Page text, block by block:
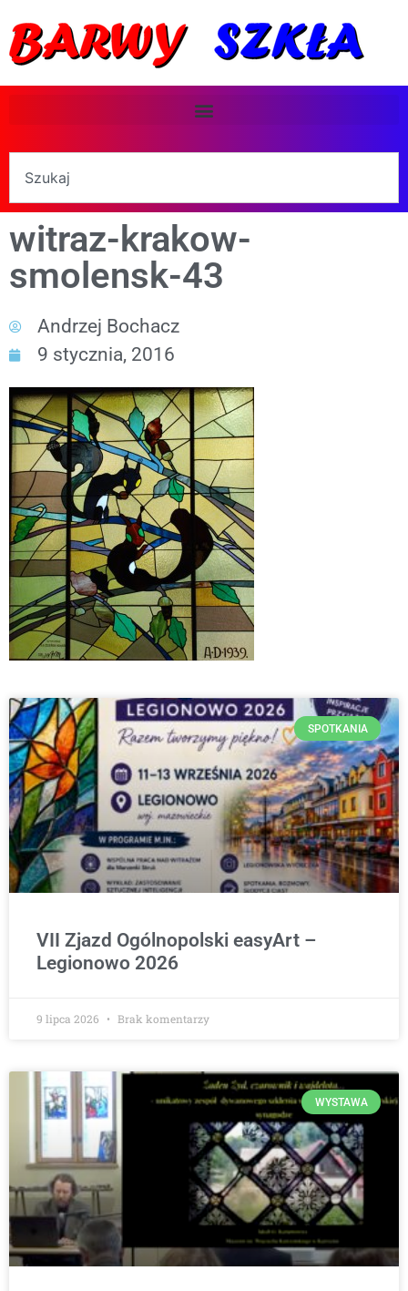
witraz-krakow-
smolensk-43
Andrzej Bochacz
9 stycznia, 2016
SPOTKANIA
VII Zjazd Ogólnopolski easyArt –
Legionowo 2026
9 lipca 2026 Brak komentarzy
WYSTAWA